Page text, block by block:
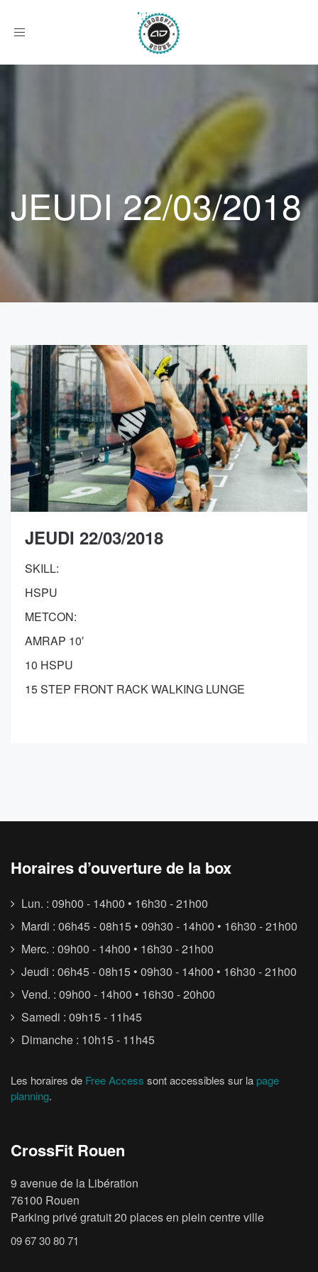
Afficher
JEUDI 22/03/2018
JEUDI 22/03/2018
SKILL:
HSPU
METCON:
AMRAP 10′
10 HSPU
15 STEP FRONT RACK WALKING LUNGE
Horaires d’ouverture de la box
Lun. : 09h00 - 14h00 • 16h30 - 21h00
Mardi : 06h45 - 08h15 • 09h30 - 14h00 • 16h30 - 21h00
Merc. : 09h00 - 14h00 • 16h30 - 21h00
Jeudi : 06h45 - 08h15 • 09h30 - 14h00 • 16h30 - 21h00
Vend. : 09h00 - 14h00 • 16h30 - 20h00
Samedi : 09h15 - 11h45
Dimanche : 10h15 - 11h45
Les horaires de Free Access sont accessibles sur la page
planning.
CrossFit Rouen
9 avenue de la Libération
76100 Rouen
Parking privé gratuit 20 places en plein centre ville
09 67 30 80 71